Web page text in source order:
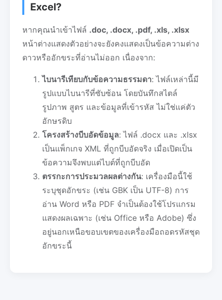
Excel?
หากคุณนำเข้าไฟล์ .doc, .docx, .pdf, .xls, .xlsx
หน้าต่างแสดงตัวอย่างจะยังคงแสดงเป็นข้อความต่าง
ดาวหรืออักขระที่อ่านไม่ออก เนื่องจาก:
ไบนารีเทียบกับข้อความธรรมดา: ไฟล์เหล่านี้มี
รูปแบบไบนารีที่ซับซ้อน โดยบันทึกสไตล์
รูปภาพ สูตร และข้อมูลที่เข้ารหัส ไม่ใช่แค่ตัว
อักษรดิบ
โครงสร้างบีบอัดข้อมูล: ไฟล์ .docx และ .xlsx
เป็นแพ็กเกจ XML ที่ถูกบีบอัดจริง เมื่อเปิดเป็น
ข้อความจึงพบแต่ไบต์ที่ถูกบีบอัด
ตรรกะการประมวลผลต่างกัน: เครื่องมือนี้ใช้
ระบุชุดอักขระ (เช่น GBK เป็น UTF-8) การ
อ่าน Word หรือ PDF จำเป็นต้องใช้โปรแกรม
แสดงผลเฉพาะ (เช่น Office หรือ Adobe) ซึ่ง
อยู่นอกเหนือขอบเขตของเครื่องมือถอดรหัสชุด
อักขระนี้